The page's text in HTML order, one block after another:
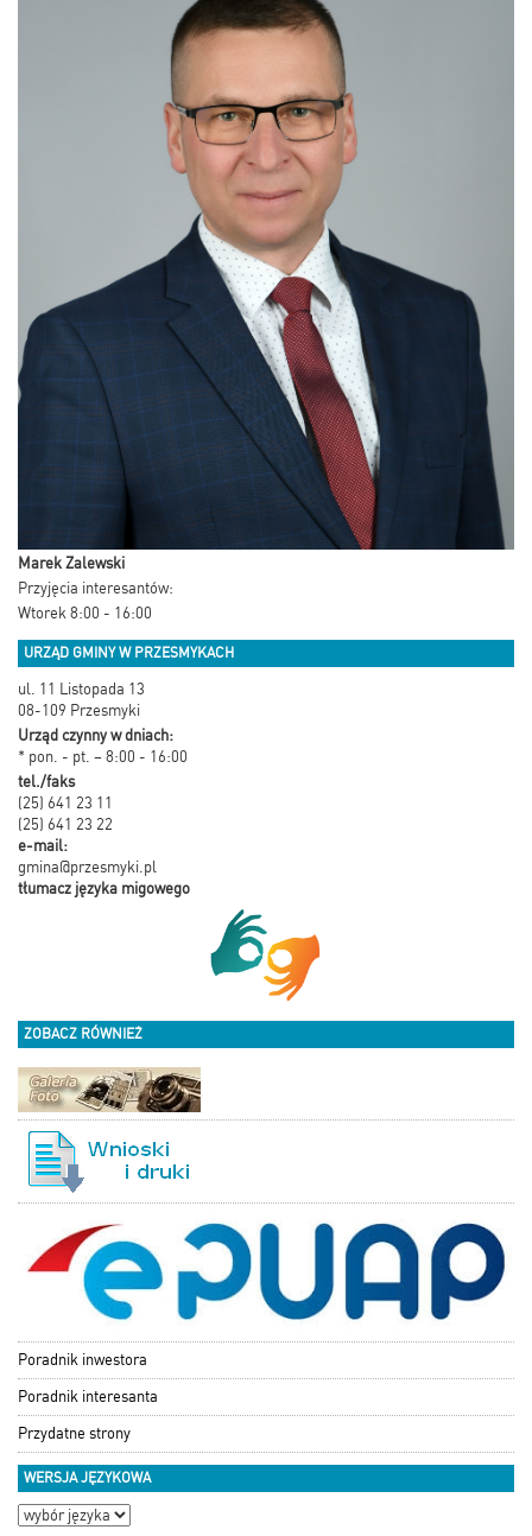
Marek Zalewski
Przyjęcia interesantów:
Wtorek 8:00 - 16:00
URZĄD GMINY W PRZESMYKACH
ul. 11 Listopada 13
08-109 Przesmyki
Urząd czynny w dniach:
* pon. - pt. – 8:00 - 16:00
tel./faks
(25) 641 23 11
(25) 641 23 22
e-mail:
gmina@przesmyki.pl
tłumacz języka migowego
ZOBACZ RÓWNIEŻ
Poradnik inwestora
Poradnik interesanta
Przydatne strony
WERSJA JĘZYKOWA